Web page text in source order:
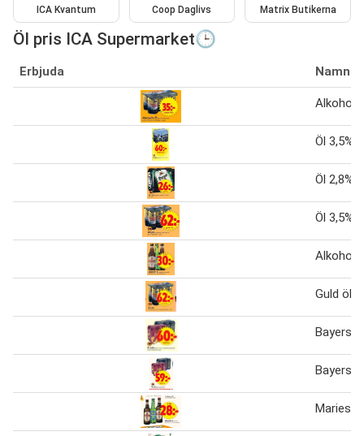
ICA Kvantum Coop Daglivs Matrix Butikerna
Öl pris ICA Supermarket🕒
Erbjuda Namn
Öl 3,5%
Öl 2,8%
Öl 3,5%
Guld öl